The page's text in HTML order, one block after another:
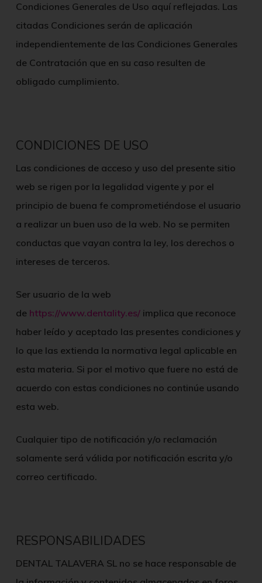
Condiciones Generales de Uso aquí reflejadas. Las
citadas Condiciones serán de aplicación
independientemente de las Condiciones Generales
de Contratación que en su caso resulten de
obligado cumplimiento.
CONDICIONES DE USO
Las condiciones de acceso y uso del presente sitio
web se rigen por la legalidad vigente y por el
principio de buena fe comprometiéndose el usuario
a realizar un buen uso de la web. No se permiten
conductas que vayan contra la ley, los derechos o
intereses de terceros.
Ser usuario de la web
de https://www.dentality.es/implica que reconoce
haber leído y aceptado las presentes condiciones y
lo que las extienda la normativa legal aplicable en
esta materia. Si por el motivo que fuere no está de
acuerdo con estas condiciones no continúe usando
esta web.
Cualquier tipo de notificación y/o reclamación
solamente será válida por notificación escrita y/o
correo certificado.
RESPONSABILIDADES
DENTAL TALAVERA SLno se hace responsable de